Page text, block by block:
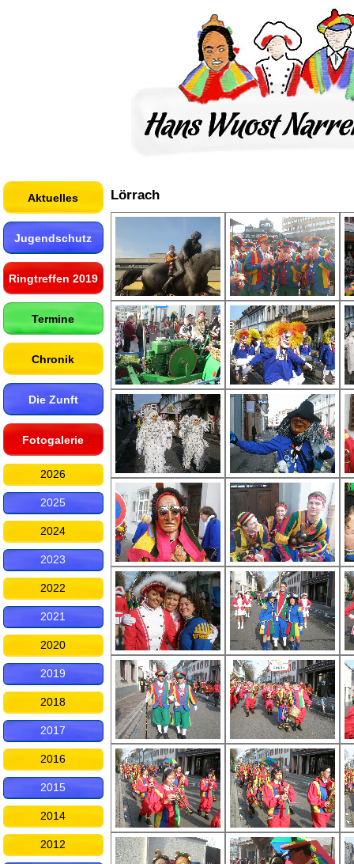
Aktuelles
Jugendschutz
Ringtreffen 2019
Termine
Chronik
Die Zunft
Fotogalerie
2026
2025
2024
2023
2022
2021
2020
2019
2018
2017
2016
2015
2014
2012
Lörrach